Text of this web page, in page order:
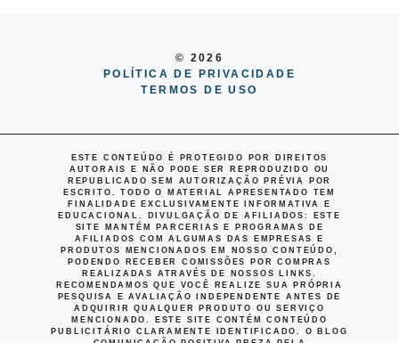
© 2026
POLÍTICA DE PRIVACIDADE
TERMOS DE USO
ESTE CONTEÚDO É PROTEGIDO POR DIREITOS
AUTORAIS E NÃO PODE SER REPRODUZIDO OU
REPUBLICADO SEM AUTORIZAÇÃO PRÉVIA POR
ESCRITO. TODO O MATERIAL APRESENTADO TEM
FINALIDADE EXCLUSIVAMENTE INFORMATIVA E
EDUCACIONAL.
DIVULGAÇÃO DE AFILIADOS : ESTE
SITE MANTÉM PARCERIAS E PROGRAMAS DE
AFILIADOS COM ALGUMAS DAS EMPRESAS E
PRODUTOS MENCIONADOS EM NOSSO CONTEÚDO,
PODENDO RECEBER COMISSÕES POR COMPRAS
REALIZADAS ATRAVÉS DE NOSSOS LINKS.
RECOMENDAMOS QUE VOCÊ REALIZE SUA PRÓPRIA
PESQUISA E AVALIAÇÃO INDEPENDENTE ANTES DE
ADQUIRIR QUALQUER PRODUTO OU SERVIÇO
MENCIONADO. ESTE SITE CONTÉM CONTEÚDO
PUBLICITÁRIO CLARAMENTE IDENTIFICADO. O BLOG